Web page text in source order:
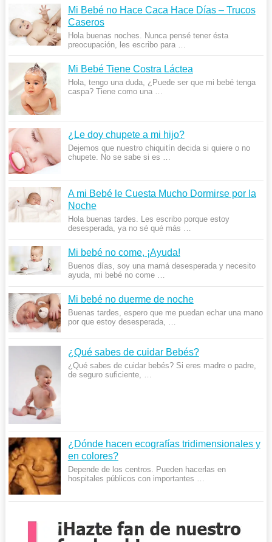
Mi Bebé no Hace Caca Hace Días – Trucos
Caseros
Hola buenas noches. Nunca pensé tener ésta
preocupación, les escribo para …
Mi Bebé Tiene Costra Láctea
Hola, tengo una duda, ¿Puede ser que mi bebé tenga
caspa? Tiene como una …
¿Le doy chupete a mi hijo?
Dejemos que nuestro chiquitín decida si quiere o no
chupete. No se sabe si es …
A mi Bebé le Cuesta Mucho Dormirse por la
Noche
Hola buenas tardes. Les escribo porque estoy
desesperada, ya no sé qué más …
Mi bebé no come, ¡Ayuda!
Buenos días, soy una mamá desesperada y necesito
ayuda, mi bebé no come …
Mi bebé no duerme de noche
Buenas tardes, espero que me puedan echar una mano
por que estoy desesperada, …
¿Qué sabes de cuidar Bebés?
¿Qué sabes de cuidar bebés? Si eres madre o padre,
de seguro suficiente, …
¿Dónde hacen ecografías tridimensionales y
en colores?
Depende de los centros. Pueden hacerlas en
hospitales públicos con importantes …